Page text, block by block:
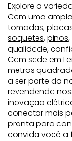
Explore a
Com uma
tomadas,
soquetes,pinos,
qualidade,
Com sede em
metros
a ser parte da
revendendo
inovação
conectar mais
pronta para
convida você a